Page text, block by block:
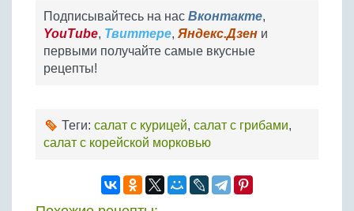
Подписывайтесь на нас Вконтакте,
YouTube, Твиттере, Яндекс.Дзен и
первыми получайте самые вкусные
рецепты!
Теги: салат с курицей, салат с грибами,
салат с корейской морковью